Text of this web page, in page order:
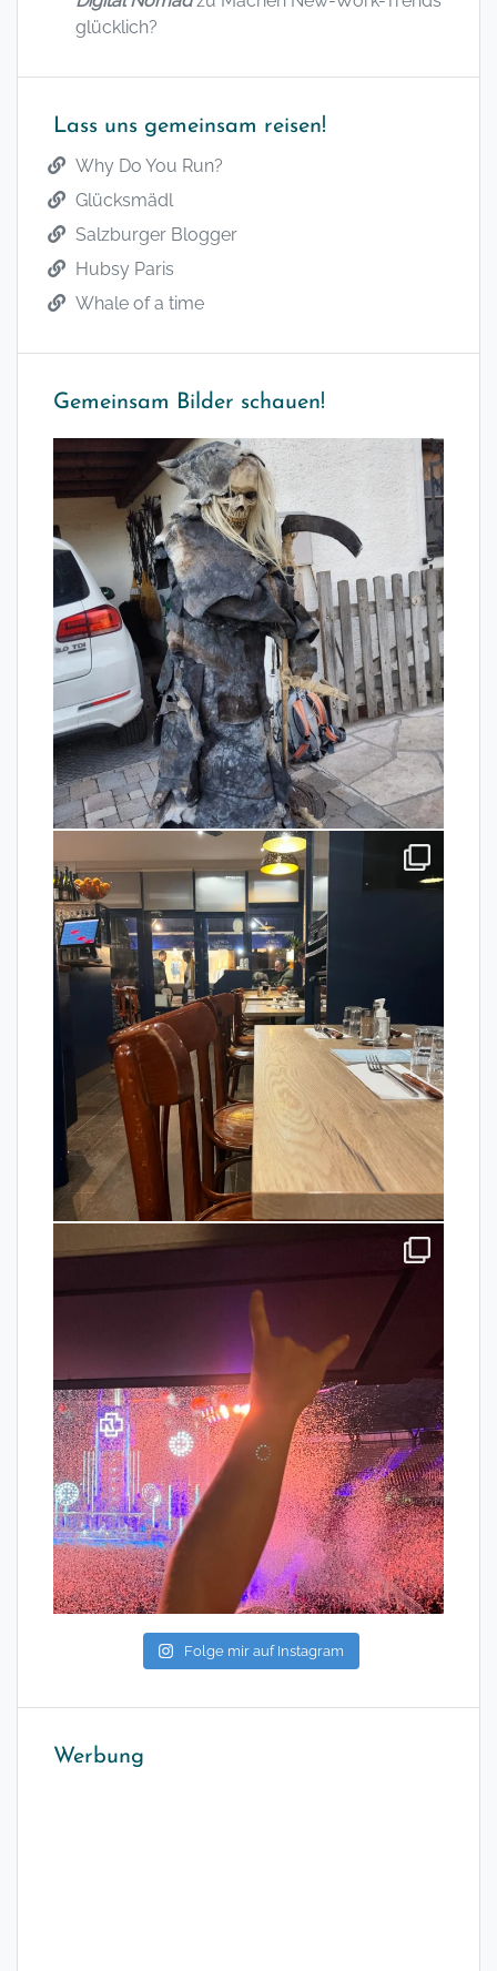
glücklich?
Lass uns gemeinsam reisen!
Why Do You Run?
Glücksmädl
Salzburger Blogger
Hubsy Paris
Whale of a time
Gemeinsam Bilder schauen!
Folge mir auf Instagram
Werbung